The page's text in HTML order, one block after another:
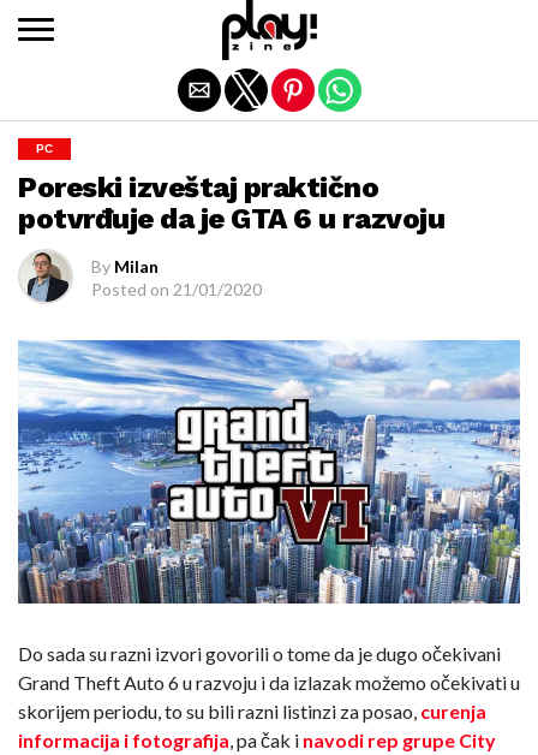
PC
Poreski izveštaj praktično
potvrđuje da je GTA 6 u razvoju
By Milan
Posted on 21/01/2020
Do sada su razni izvori govorili o tome da je dugo očekivani
Grand Theft Auto 6 u razvoju i da izlazak možemo očekivati u
skorijem periodu, to su bili razni listinzi za posao, curenja
informacija i fotografija , pa čak i navodi rep grupe City
Exit mobile version